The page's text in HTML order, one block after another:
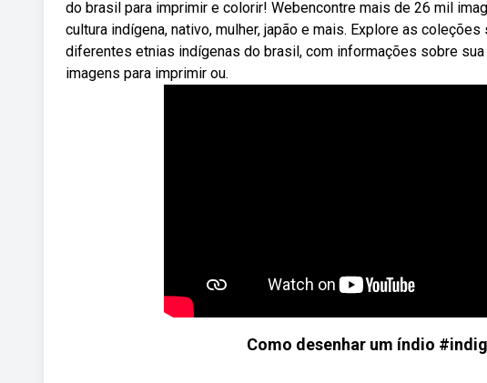
do brasil para imprimir e colorir! Webencontre mais de 26 mil
cultura indígena, nativo, mulher, japão e mais. Explore as
diferentes etnias indígenas do brasil, com informações sobre
imagens para imprimir ou.
Como desenhar um índio